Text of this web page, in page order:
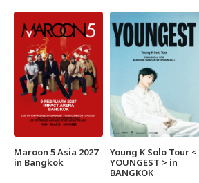
Maroon 5 Asia 2027
in Bangkok
Young K Solo Tour <
YOUNGEST > in
BANGKOK